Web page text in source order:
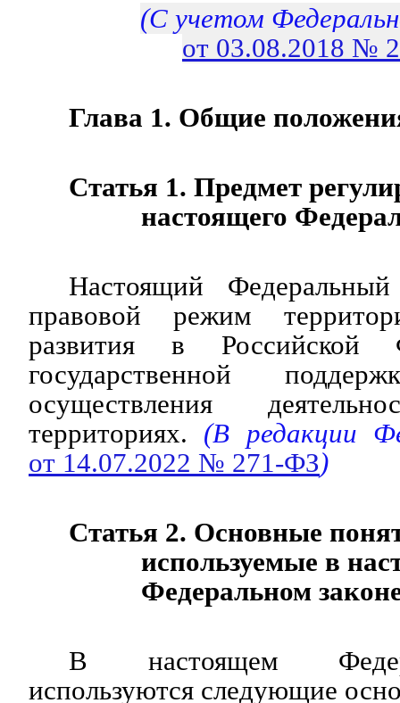
(С учетом
от 03.08.2018 №
Глава 1. Общие
Статья 1. Предмет
настоящего
Настоящий Федеральный
правовой режим
развития в Российской
государственной
осуществления
территориях. (В редакции
от 14.07.2022 № 271-ФЗ)
Статья 2. Основные
используемые в
Федеральном
В настоящем
используются следующие